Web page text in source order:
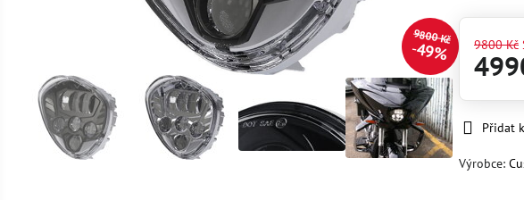
9800 Kč
49% 9800 Kč
Přidat
Výrobce: